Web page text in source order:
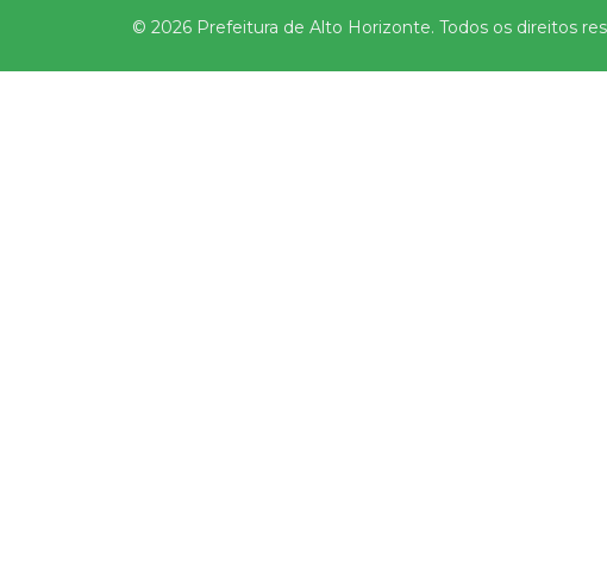
© 2026 Prefeitura de Alto Horizonte. Todos os direitos